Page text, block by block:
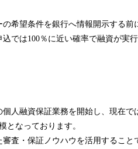
希望条件を銀行へ情報開示する前
では100％に近い確率で融資が実
人融資保証業務を開始し、現在で
となっております。
査・保証ノウハウを活用するこ